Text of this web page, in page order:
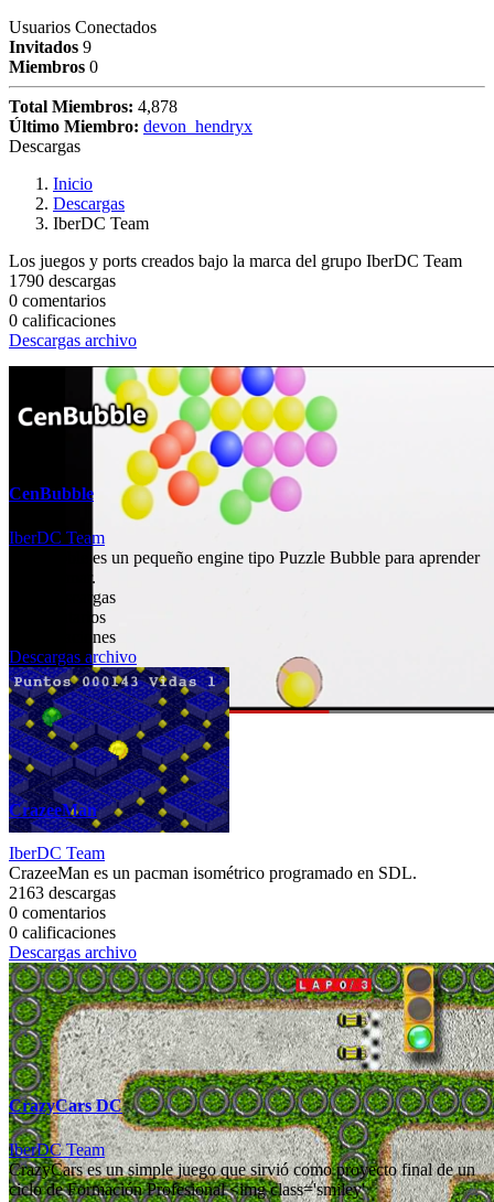
Usuarios Conectados
Invitados 9
Miembros 0
Total Miembros: 4,878
Último Miembro: devon_hendryx
Descargas
Inicio
Descargas
IberDC Team
Los juegos y ports creados bajo la marca del grupo IberDC Team
1790 descargas
0 comentarios
0 calificaciones
Descargas archivo
CenBubble
IberDC Team
CenBubble es un pequeño engine tipo Puzzle Bubble para aprender
a programar.
2196 descargas
1 comentarios
5 calificaciones
Descargas archivo
CrazeeMan
IberDC Team
CrazeeMan es un pacman isométrico programado en SDL.
2163 descargas
0 comentarios
0 calificaciones
Descargas archivo
CrazyCars DC
IberDC Team
CrazyCars es un simple juego que sirvió como proyecto final de un
ciclo de Formación Profesional <img class='smiley'